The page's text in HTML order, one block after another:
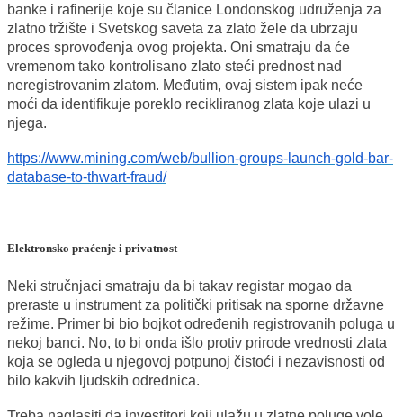
banke i rafinerije koje su članice Londonskog udruženja za
zlatno tržište i Svetskog saveta za zlato žele da ubrzaju
proces sprovođenja ovog projekta. Oni smatraju da će
vremenom tako kontrolisano zlato steći prednost nad
neregistrovanim zlatom. Međutim, ovaj sistem ipak neće
moći da identifikuje poreklo recikliranog zlata koje ulazi u
njega.
https://www.mining.com/web/bullion-groups-launch-gold-bar-
database-to-thwart-fraud/
Elektronsko praćenje i privatnost
Neki stručnjaci smatraju da bi takav registar mogao da
preraste u instrument za politički pritisak na sporne državne
režime. Primer bi bio bojkot određenih registrovanih poluga u
nekoj banci. No, to bi onda išlo protiv prirode vrednosti zlata
koja se ogleda u njegovoj potpunoj čistoći i nezavisnosti od
bilo kakvih ljudskih odrednica.